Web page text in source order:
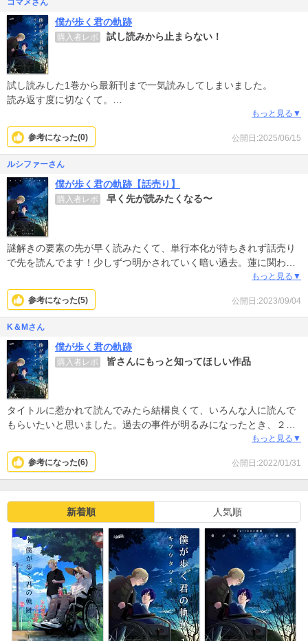
コマメさん
僕が歩く君の軌跡
購入者レポ 試し読みから止まらない！
試し読みした1巻から最新刊まで一気読みしてしまいました。
読み返す度に切なくて。
そうだったのか、、そう繋がっていたのか、とストーリーに圧巻さ
れます。
ただ、ただ、みんなが幸せになれるように願うばかりです。
もっと見る▼
公開日:2025/06/15
参考になった(0)
ルシファーさん
僕が歩く君の軌跡【話売り】
購入者レポ 早く先が読みたくなる〜
謎解きの要素の先が早く読みたくて、単行本化が待ちきれず話売り
で先を読んでます！少しずつ明かされていく暗い過去。蓮に関わる
人々の思いが交錯する中で、「先生」の本当の思いは？そしてどこ
へ消えたのか・・・秘密が公になったら、蓮はどうするんだろうと
か・・・続きが楽しみです。
もっと見る▼
公開日:2023/09/04
参考になった(5)
K＆Mさん
僕が歩く君の軌跡
購入者レポ 皆さんにもっと知ってほしい作品
タイトルに惹かれて読んでみたら結構良くて、いろんな人に読んで
もらいたいと思いました。過去の事件が明るみになったとき、２人
もっと見る▼
公開日:2022/01/31
参考になった(6)
新着順 人気順